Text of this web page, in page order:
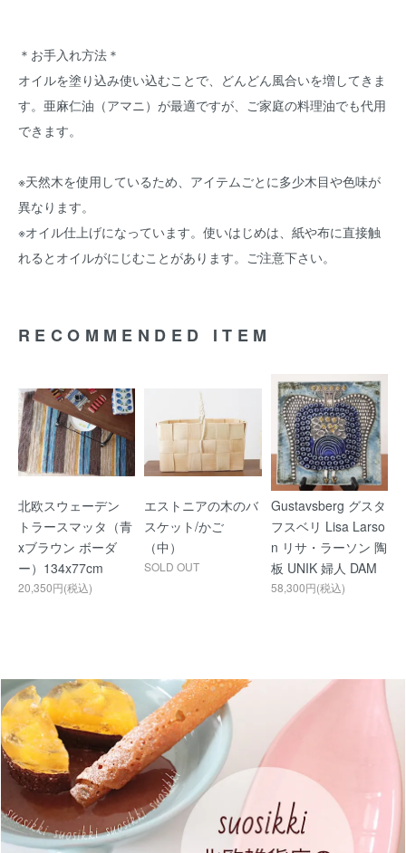
＊お手入れ方法＊
オイルを塗り込み使い込むことで、どんどん風合いを増してきま
す。亜麻仁油（アマニ）が最適ですが、ご家庭の料理油でも代用
できます。
※天然木を使用しているため、アイテムごとに多少木目や色味が
異なります。
※オイル仕上げになっています。使いはじめは、紙や布に直接触
れるとオイルがにじむことがあります。ご注意下さい。
RECOMMENDED ITEM
北欧スウェーデン
トラースマッタ（青
xブラウン ボーダ
ー）134x77cm
20,350円(税込)
エストニアの木のバ
スケット/かご
（中）
SOLD OUT
Gustavsberg グスタ
フスベリ Lisa Larso
n リサ・ラーソン 陶
板 UNIK 婦人 DAM
58,300円(税込)